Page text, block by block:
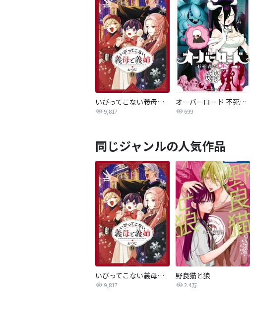
いびってこない義母と義姉
9,817
オーバーロード 不死者のOh!
699
同じジャンルの人気作品
いびってこない義母と義姉
9,817
野良猫と狼
2.4万